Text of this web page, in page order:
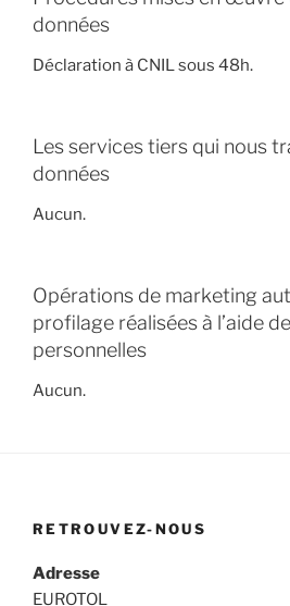
données
Déclaration à CNIL sous 48h.
Les services tiers qui nous
données
Aucun.
Opérations de marketing
profilage réalisées à l’aide
personnelles
Aucun.
RETROUVEZ-NOUS
Adresse
EUROTOL